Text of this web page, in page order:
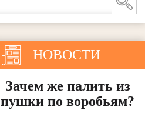
НОВОСТИ
Зачем же палить из
пушки по воробьям?